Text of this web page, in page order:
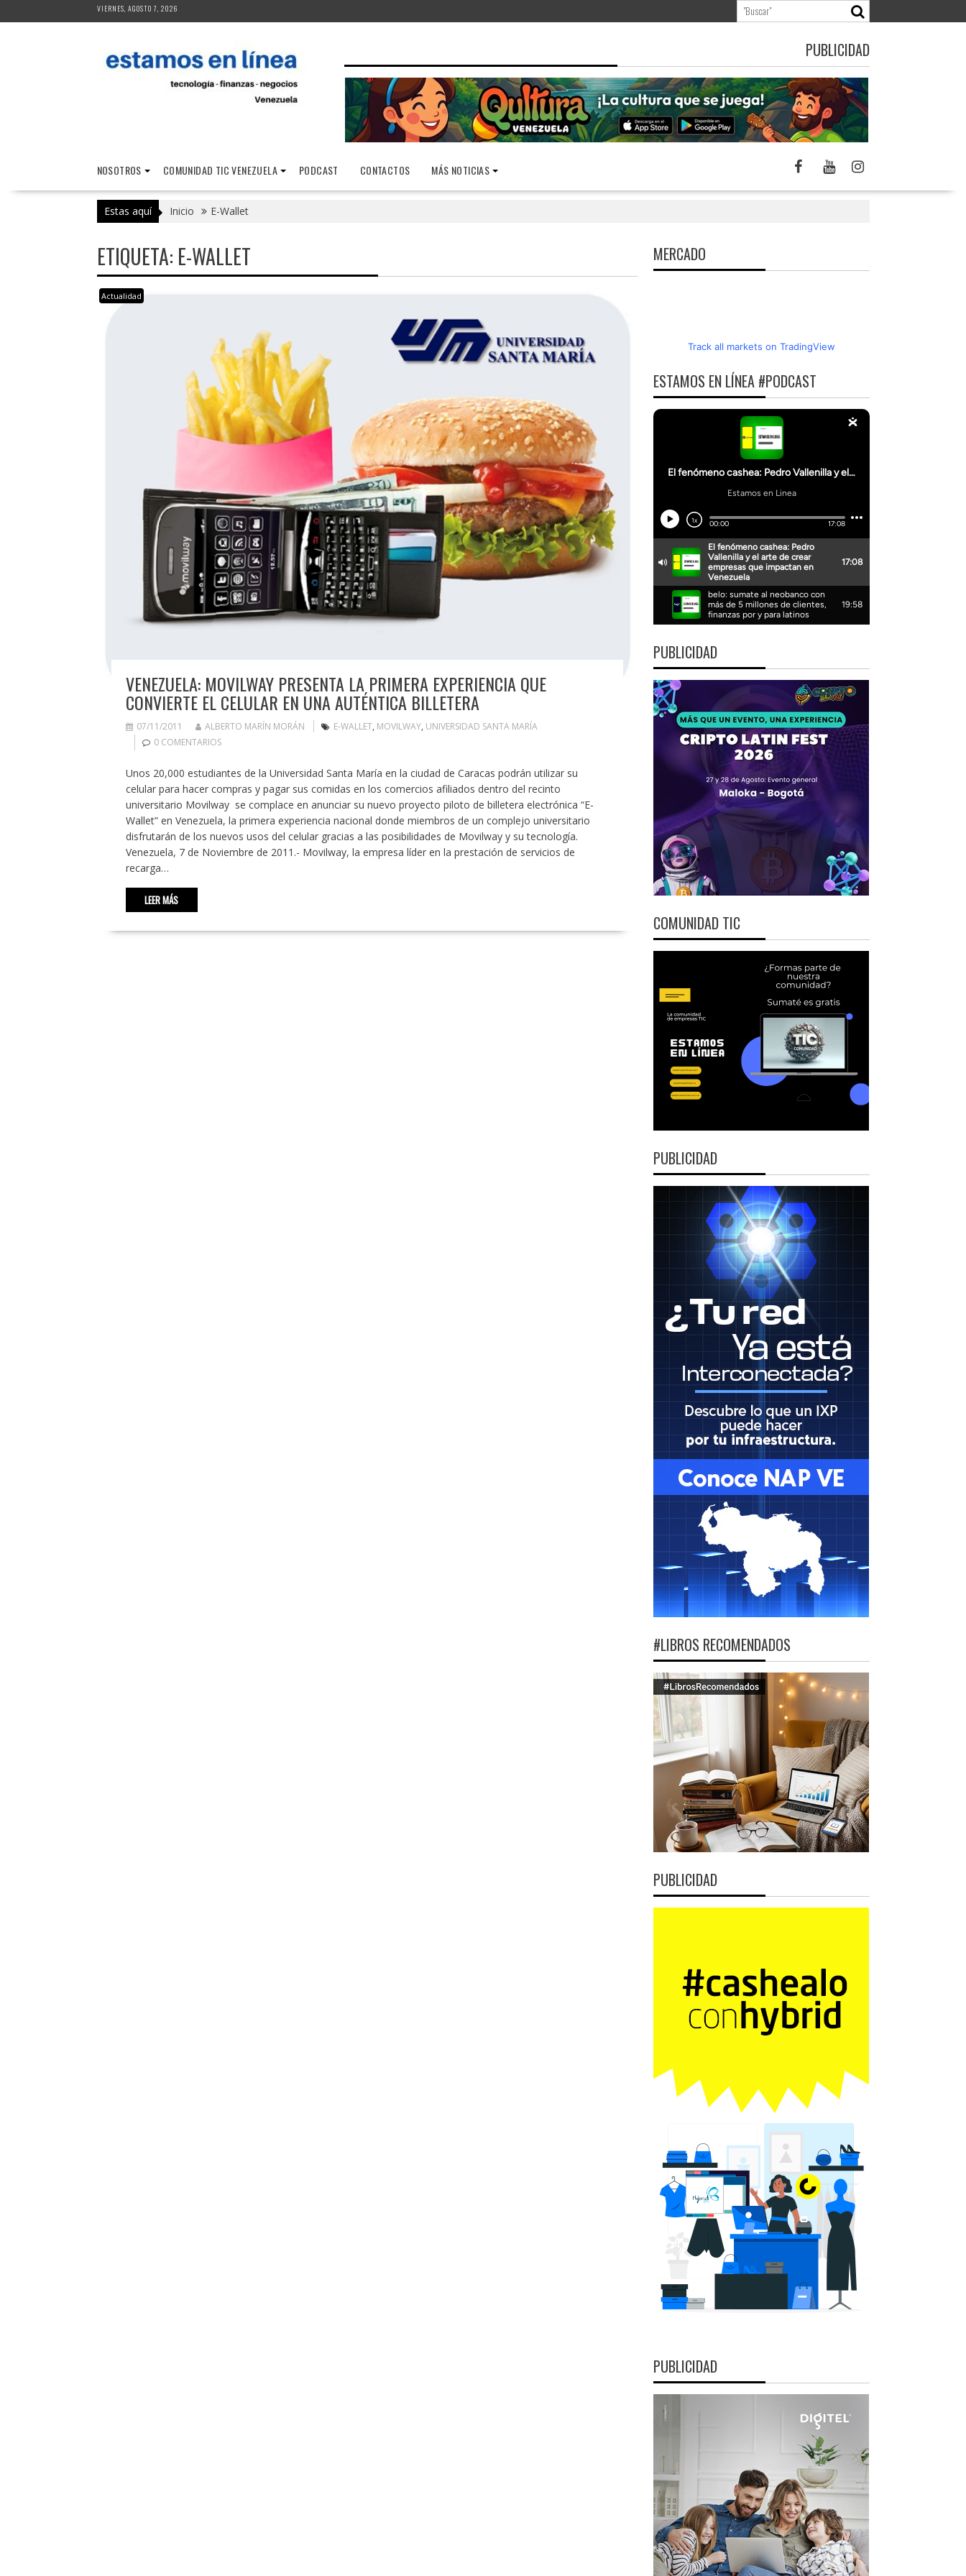
al
VIERNES, AGOSTO 7, 2026
PUBLICIDAD
NOSOTROS COMUNIDAD TIC VENEZUELA PODCAST CONTACTOS MÁS NOTICIAS
Estas aquí Inicio E-Wallet
ETIQUETA: E-WALLET
Actualidad
VENEZUELA: MOVILWAY PRESENTA LA PRIMERA EXPERIENCIA QUE
CONVIERTE EL CELULAR EN UNA AUTÉNTICA BILLETERA
07/11/2011 ALBERTO MARÍN MORÁN E-WALLET, MOVILWAY, UNIVERSIDAD SANTA MARÍA
0 COMENTARIOS
Unos 20,000 estudiantes de la Universidad Santa María en la ciudad de Caracas podrán utilizar su
celular para hacer compras y pagar sus comidas en los comercios afiliados dentro del recinto
universitario Movilway se complace en anunciar su nuevo proyecto piloto de billetera electrónica “E-
Wallet” en Venezuela, la primera experiencia nacional donde miembros de un complejo universitario
disfrutarán de los nuevos usos del celular gracias a las posibilidades de Movilway y su tecnología.
Venezuela, 7 de Noviembre de 2011.- Movilway, la empresa líder en la prestación de servicios de
recarga…
LEER MÁS
MERCADO
Track all markets on TradingView
ESTAMOS EN LÍNEA #PODCAST
PUBLICIDAD
COMUNIDAD TIC
PUBLICIDAD
#LIBROS RECOMENDADOS
PUBLICIDAD
PUBLICIDAD